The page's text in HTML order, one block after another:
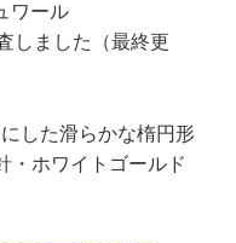
ワール
しました（最終更
した滑らかな楕円形
・ホワイトゴールド